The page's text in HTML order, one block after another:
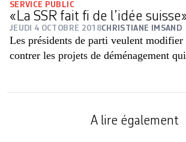
SERVICE PUBLIC
«La SSR fait fi de l’idée
JEUDI 4 OCTOBRE 2018CHRISTIANE IMSAND
Les présidents de parti veulent
contrer les projets de déménagement
A lire également